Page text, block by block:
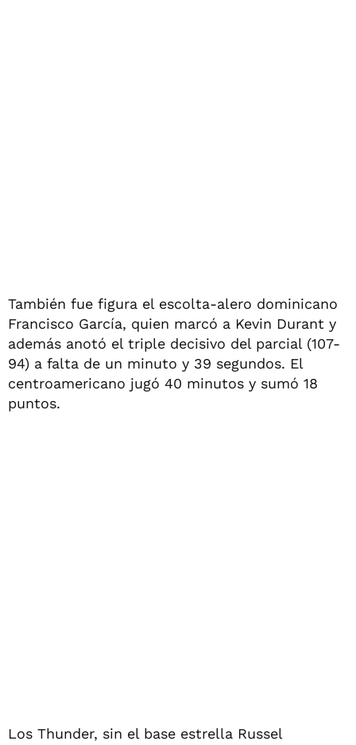
También fue figura el escolta-alero dominicano
Francisco García, quien marcó a Kevin Durant y
además anotó el triple decisivo del parcial (107-
94) a falta de un minuto y 39 segundos. El
centroamericano jugó 40 minutos y sumó 18
puntos.
Los Thunder, sin el base estrella Russel